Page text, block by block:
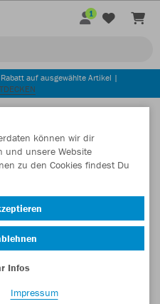
1
auf ausgewählte Artikel |
TuS 07 Oberlar
können wir dir
und unsere Website
zu den Cookies findest Du
Infos
Impressum